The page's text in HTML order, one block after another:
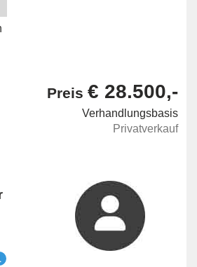
Preis € 28.500,-
Verhandlungsbasis
Privatverkauf